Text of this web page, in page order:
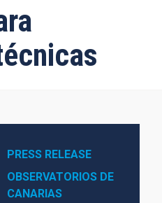
PRESS RELEASE
OBSERVATORIOS DE
CANARIAS